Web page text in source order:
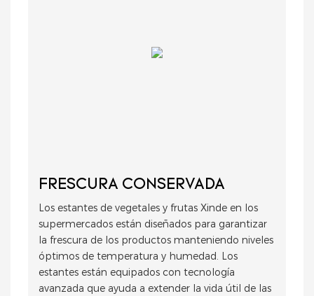
FRESCURA CONSERVADA
Los estantes de vegetales y frutas Xinde en los
supermercados están diseñados para garantizar
la frescura de los productos manteniendo niveles
óptimos de temperatura y humedad. Los
estantes están equipados con tecnología
avanzada que ayuda a extender la vida útil de las